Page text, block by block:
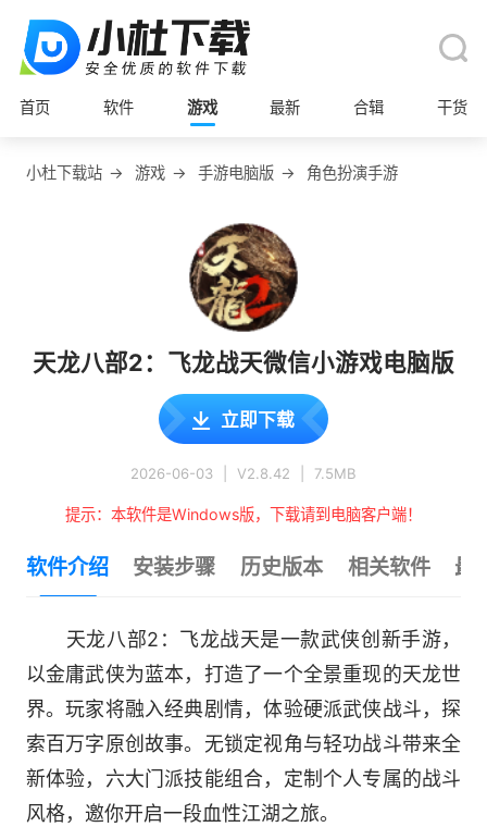
首页 软件 游戏 最新 合辑 干货
小杜下载站 → 游戏 → 手游电脑版 → 角色扮演手游
天龙八部2：飞龙战天微信小游戏电脑版
立即下载
2026-06-03 V2.8.42 7.5MB
提示：本软件是Windows版，下载请到电脑客户端！
软件介绍 安装步骤 历史版本 相关软件 最
天龙八部2：飞龙战天是一款武侠创新手游，
以金庸武侠为蓝本，打造了一个全景重现的天龙世
界。玩家将融入经典剧情，体验硬派武侠战斗，探
索百万字原创故事。无锁定视角与轻功战斗带来全
新体验，六大门派技能组合，定制个人专属的战斗
风格，邀你开启一段血性江湖之旅。